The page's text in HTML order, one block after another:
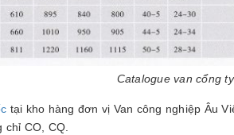
Catalogue van cổng
tại kho hàng đơn vị Van công nghiệp Âu
chỉ CO, CQ.